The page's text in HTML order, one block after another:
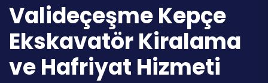
Valideçeşme Kepçe
Ekskavatör Kiralama
ve Hafriyat Hizmeti